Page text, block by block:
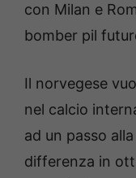
con Milan e
bomber pil
Il norvegese
nel calcio
ad un passo
differenza in